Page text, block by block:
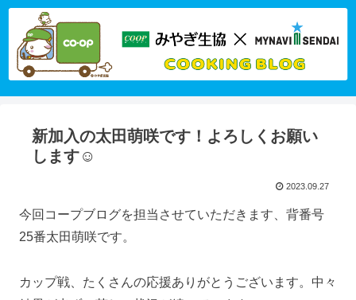
新加入の太田萌咲です！よろしくお願い
します☺
2023.09.27
今回コープブログを担当させていただきます、背番号
25番太田萌咲です。
カップ戦、たくさんの応援ありがとうございます。中々